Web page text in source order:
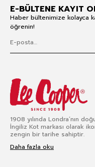
E-BÜLTENE KAYIT
Haber bültenimize kolayca
öğrenin!
1908 yılında Londra’nın
İngiliz Kot markası olarak
zengin bir tarihe sahiptir.
Daha fazla oku